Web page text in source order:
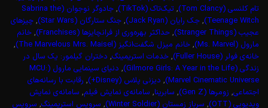
تام کلنسی (Tom Clancy)
, تیک‌تاک (TikTok) ,
جادوگر نوجوان (Sabrina the
Teenage Witch)
, جک رایان (Jack Ryan) , جنگ ستارگان (Star Wars) , چیزهای
عجیب (Stranger Things)
, حداکثر بهره‌وری از فرانچایزها (Franchises) , خانم
مارول (Ms. Marvel)
, خانم میزل شگفت‌انگیز (The Marvelous Mrs. Maisel)
,
خانه‌ی فولر (Fuller House)
, خدمات استریمینگ, دختران گیلمور: یک سال در
زندگی (Gilmore Girls: A Year in the Life)
,
دنیای سینمایی مارول (MCU:
Marvel Cinematic Universe)
, دیزنی پلاس (Disney+) , رقابت با رسانه‌های
اجتماعی, زومرها (Gen Z) , سابرینا, سامانه‌ی نمایش فیلم, سامانه‌ی نمایش
ویدیویی (OTT)
, سرباز زمستان (Winter Soldier) , سرویس استریمینگ, سرویس